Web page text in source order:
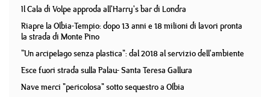
Il Cala di Volpe approda all'Harry's bar di Londra
Riapre la Olbia-Tempio: dopo 13 anni e 18 milioni di lavori pronta
la strada di Monte Pino
"Un arcipelago senza plastica": dal 2018 al servizio dell'ambiente
Esce fuori strada sulla Palau- Santa Teresa Gallura
Nave merci "pericolosa" sotto sequestro a Olbia